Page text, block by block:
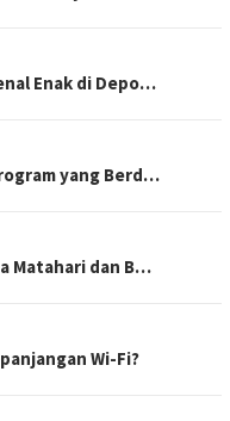
Enak di Depo…
yang Berd…
Matahari dan B…
Wi-Fi?